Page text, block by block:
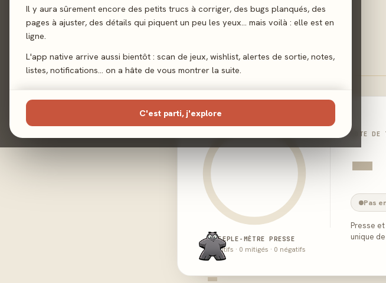
Il y aura sûrement encore des petits trucs à corriger, des bugs planqués, des
pages à ajuster, des détails qui piquent un peu les yeux… mais voilà : elle est en
ligne.
L'app native arrive aussi bientôt : scan de jeux, wishlist, alertes de sortie, notes,
listes, notifications… on a hâte de vous montrer la suite.
C'est parti, j'explore
Acheter
07Similaires Mémoire Gestion de Main
02 - LE VERDICT
MEEPLE-MÈTRE PRESSE
0 positifs · 0 mitigés · 0 négatifs
NOTE DE
-
Pas
Presse
unique